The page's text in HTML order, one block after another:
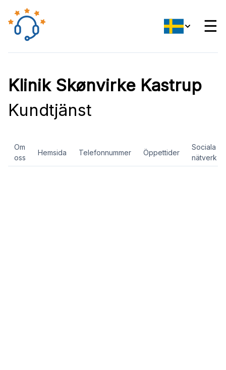
☰
Klinik Skønvirke Kastrup
Kundtjänst
Om
oss
Hemsida Telefonnummer Öppettider
Sociala
nätverk